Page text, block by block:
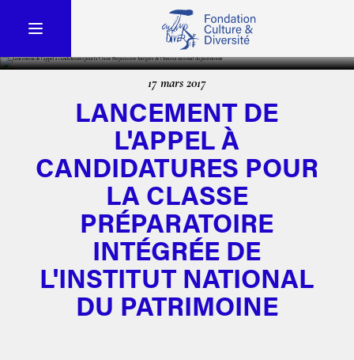
17 mars 2017
LANCEMENT DE
L'APPEL À
CANDIDATURES POUR
LA CLASSE
PRÉPARATOIRE
INTÉGRÉE DE
L'INSTITUT NATIONAL
DU PATRIMOINE